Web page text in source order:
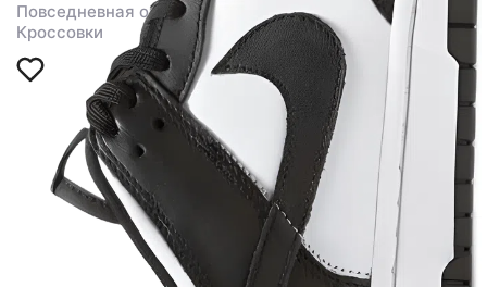
Повседневная обувь
Кроссовки